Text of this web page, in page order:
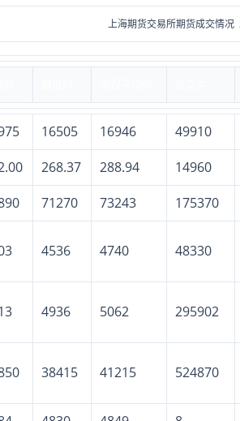
上海期货交易所期货成交情
16505 16946
49910
268.37 288.94
14960
71270 73243
175370
4536 4740 48330
4936 5062 295902
38415 41215 524870